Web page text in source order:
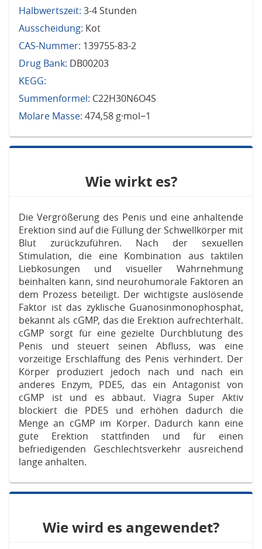
Halbwertszeit: 3-4 Stunden
Ausscheidung: Kot
CAS-Nummer: 139755-83-2
Drug Bank: DB00203
KEGG:
Summenformel: C22H30N6O4S
Molare Masse: 474,58 g·mol−1
Wie wirkt es?
Die Vergrößerung des Penis und eine anhaltende
Erektion sind auf die Füllung der Schwellkörper mit
Blut zurückzuführen. Nach der sexuellen
Stimulation, die eine Kombination aus taktilen
Liebkosungen und visueller Wahrnehmung
beinhalten kann, sind neurohumorale Faktoren an
dem Prozess beteiligt. Der wichtigste auslösende
Faktor ist das zyklische Guanosinmonophosphat,
bekannt als cGMP, das die Erektion aufrechterhält.
cGMP sorgt für eine gezielte Durchblutung des
Penis und steuert seinen Abfluss, was eine
vorzeitige Erschlaffung des Penis verhindert. Der
Körper produziert jedoch nach und nach ein
anderes Enzym, PDE5, das ein Antagonist von
cGMP ist und es abbaut. Viagra Super Aktiv
blockiert die PDE5 und erhöhen dadurch die
Menge an cGMP im Körper. Dadurch kann eine
gute Erektion stattfinden und für einen
befriedigenden Geschlechtsverkehr ausreichend
lange anhalten.
Wie wird es angewendet?